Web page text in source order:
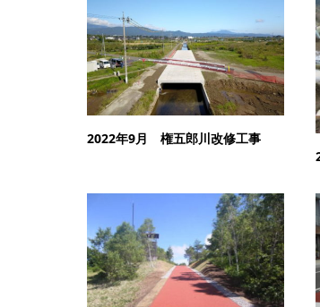
2022年9月 権五郎川改修工事